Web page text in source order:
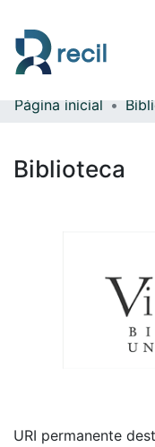
Comunidades &
Página inicial
Biblioteca
URI permanente